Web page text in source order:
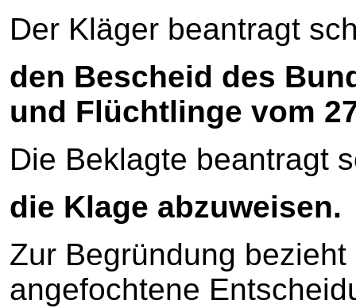
Der Kläger beantragt
den Bescheid des
und Flüchtlinge vom
Die Beklagte beantragt
die Klage abzuweisen.
Zur Begründung
angefochtene